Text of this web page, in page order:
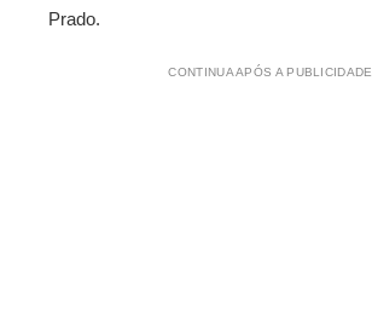
Prado.
CONTINUA APÓS A PUBLICIDADE